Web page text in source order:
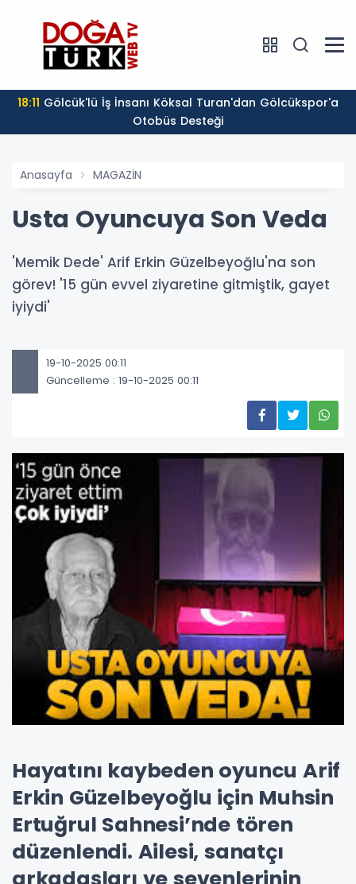
18:11
Otobüs Desteği
Anasayfa MAGAZİN
Usta Oyuncuya Son Veda
'Memik Dede' Arif Erkin Güzelbeyoğlu'na son
görev! '15 gün evvel ziyaretine gitmiştik, gayet
iyiydi'
19-10-2025 00:11
Güncelleme : 19-10-2025 00:11
Hayatını kaybeden oyuncu Arif
Erkin Güzelbeyoğlu için Muhsin
Ertuğrul Sahnesi’nde tören
düzenlendi. Ailesi, sanatçı